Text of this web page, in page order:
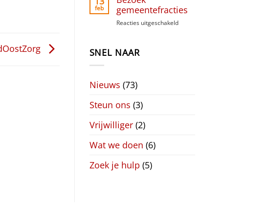
Smallingerland
feb
gemeentefracties
Reacties uitgeschakeldvoor
SNEL NAAR
Nieuws (73)
Steun ons (3)
Vrijwilliger(2)
Wat we doen (6)
Zoek je hulp (5)